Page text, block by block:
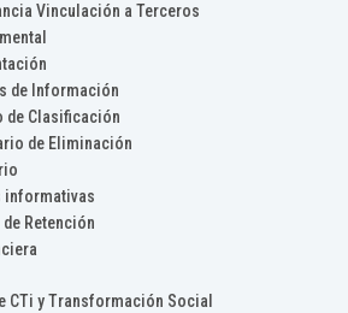
Vinculación a Terceros
de Información
de Clasificación
de Eliminación
informativas
Retención
CTi y Transformación Social